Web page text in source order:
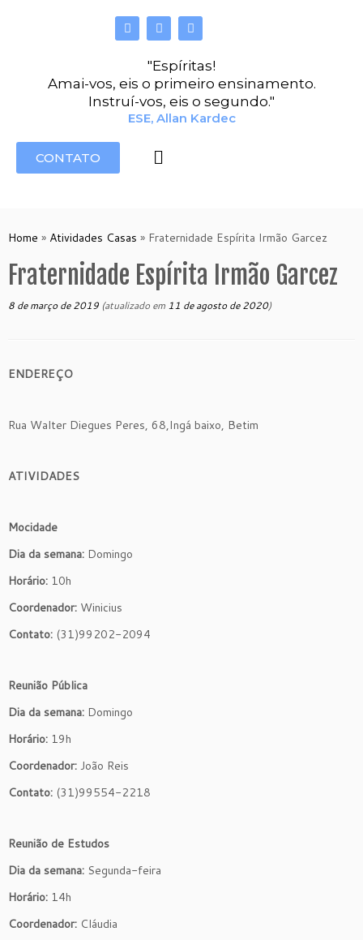
"Espíritas!
Amai-vos, eis o primeiro ensinamento.
Instruí-vos, eis o segundo."
ESE, Allan Kardec
CONTATO
Home » Atividades Casas » Fraternidade Espírita Irmão Garcez
Fraternidade Espírita Irmão Garcez
8 de março de 2019 (atualizado em 11 de agosto de 2020)
ENDEREÇO
Rua Walter Diegues Peres, 68,Ingá baixo, Betim
ATIVIDADES
Mocidade
Dia da semana: Domingo
Horário: 10h
Coordenador: Winicius
Contato: (31)99202-2094
Reunião Pública
Dia da semana: Domingo
Horário: 19h
Coordenador: João Reis
Contato: (31)99554-2218
Reunião de Estudos
Dia da semana: Segunda-feira
Horário: 14h
Coordenador: Cláudia